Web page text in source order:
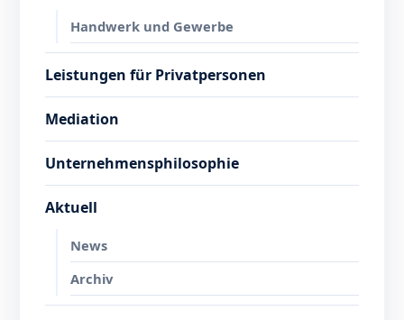
Handwerk und Gewerbe
Leistungen für Privatpersonen
Mediation
Unternehmensphilosophie
Aktuell
News
Archiv